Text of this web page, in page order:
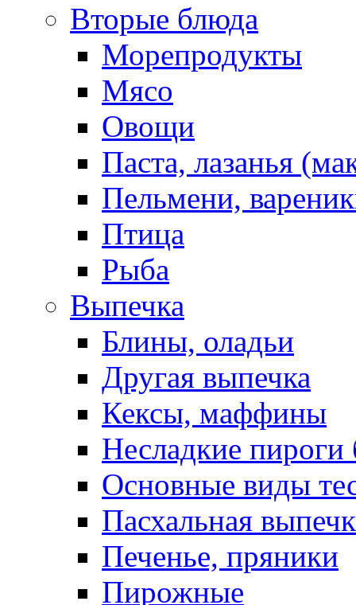
Вторые блюда
Морепродукты
Мясо
Овощи
Паста, лазанья
Пельмени,
Птица
Рыба
Выпечка
Блины, оладьи
Другая выпечка
Кексы, маффины
Несладкие пироги
Основные виды
Пасхальная
Печенье, пряники
Пирожные